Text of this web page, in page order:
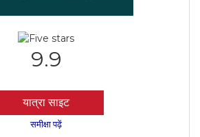
9.9
यात्रा साइट
समीक्षा पढ़ें